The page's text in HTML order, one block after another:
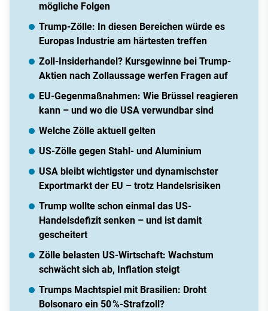
mögliche Folgen
Trump-Zölle: In diesen Bereichen würde es
Europas Industrie am härtesten treffen
Zoll-Insiderhandel? Kursgewinne bei Trump-
Aktien nach Zollaussage werfen Fragen auf
EU-Gegenmaßnahmen: Wie Brüssel reagieren
kann – und wo die USA verwundbar sind
Welche Zölle aktuell gelten
US-Zölle gegen Stahl- und Aluminium
USA bleibt wichtigster und dynamischster
Exportmarkt der EU – trotz Handelsrisiken
Trump wollte schon einmal das US-
Handelsdefizit senken – und ist damit
gescheitert
Zölle belasten US-Wirtschaft: Wachstum
schwächt sich ab, Inflation steigt
Trumps Machtspiel mit Brasilien: Droht
Bolsonaro ein 50 %-Strafzoll?